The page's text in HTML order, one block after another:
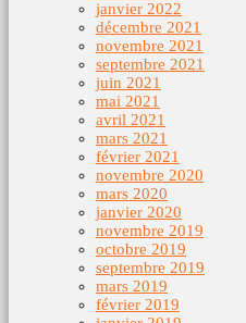
janvier 2022
décembre 2021
novembre 2021
septembre 2021
juin 2021
mai 2021
avril 2021
mars 2021
février 2021
novembre 2020
mars 2020
janvier 2020
novembre 2019
octobre 2019
septembre 2019
mars 2019
février 2019